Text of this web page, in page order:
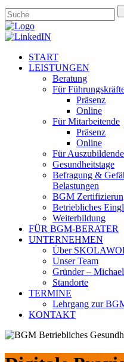
START
LEISTUNGEN
Beratung
Für
Präsenz
Online
Für Mitarbeitende
Präsenz
Online
Für Auszubildende
Gesundheitstage
Befragung &
Belastungen
BGM
Betriebliches
Weiterbildung
FÜR BGM-BERATER
UNTERNEHMEN
Über
Unser Team
Gründer –
Standorte
TERMINE
Lehrgang zur
KONTAKT